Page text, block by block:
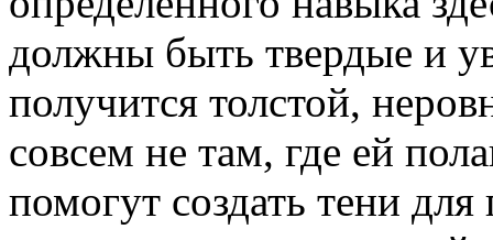
должны быть твердые и
получится толстой,
совсем не там, где ей
помогут создать тени